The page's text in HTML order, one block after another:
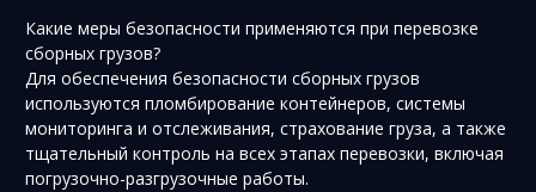
Какие меры безопасности применяются при перевозке
сборных грузов?
Для обеспечения безопасности сборных грузов
используются пломбирование контейнеров, системы
мониторинга и отслеживания, страхование груза, а также
тщательный контроль на всех этапах перевозки, включая
погрузочно-разгрузочные работы.